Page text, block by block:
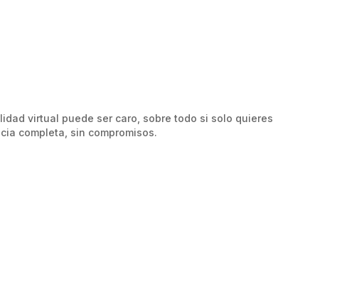
virtual puede ser caro, sobre todo si solo quieres
completa, sin compromisos.